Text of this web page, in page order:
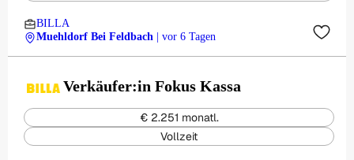
BILLA
Muehldorf Bei Feldbach
| vor 6 Tagen
Verkäufer:in Fokus Kassa
€ 2.251 monatl.
Vollzeit